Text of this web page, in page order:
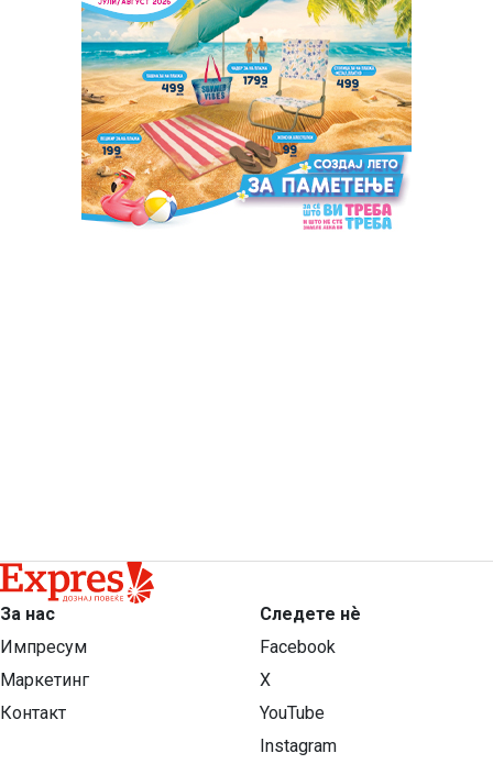
За нас
Импресум
Маркетинг
Контакт
Следете нѐ
Facebook
X
YouTube
Instagram